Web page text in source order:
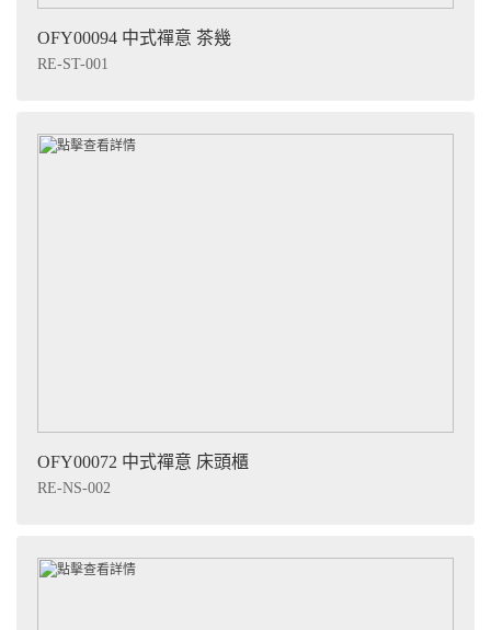
OFY00094 中式禪意 茶幾
RE-ST-001
OFY00072 中式禪意 床頭櫃
RE-NS-002